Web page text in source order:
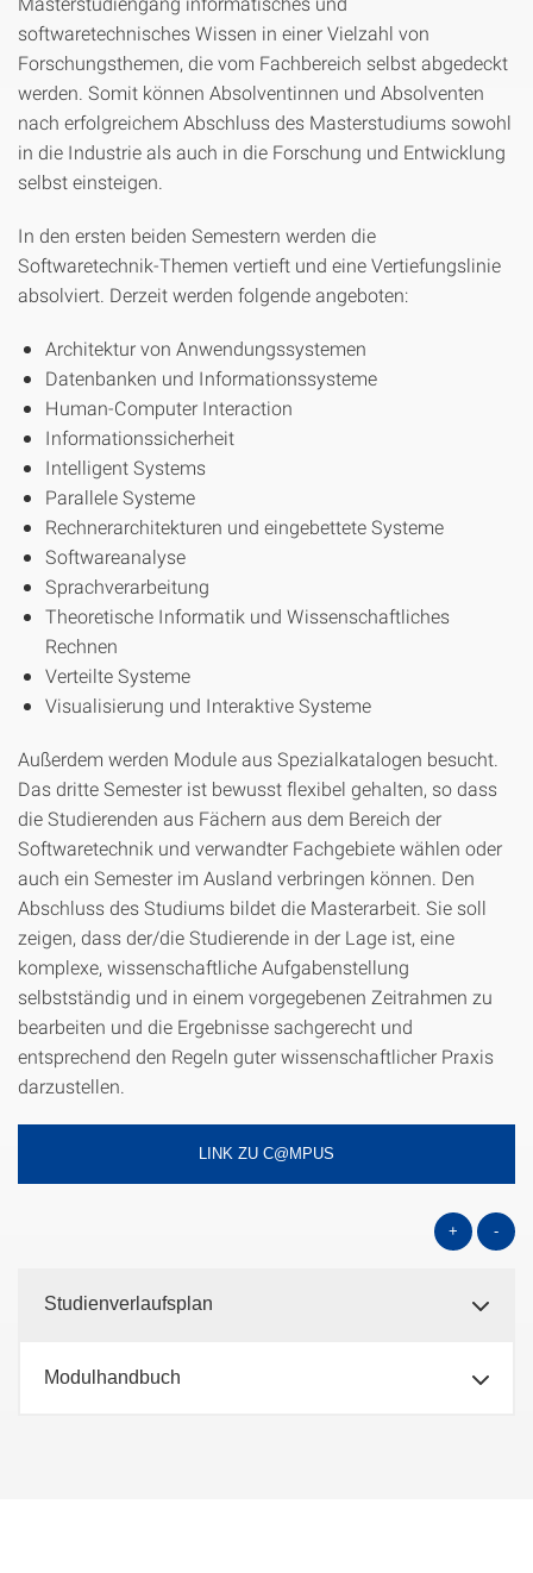
softwaretechnisches Wissen in einer Vielzahl von
Forschungsthemen, die vom Fachbereich selbst abgedeckt
werden. Somit können Absolventinnen und Absolventen
nach erfolgreichem Abschluss des Masterstudiums sowohl
in die Industrie als auch in die Forschung und Entwicklung
selbst einsteigen.
In den ersten beiden Semestern werden die
Softwaretechnik-Themen vertieft und eine Vertiefungslinie
absolviert. Derzeit werden folgende angeboten:
Architektur von Anwendungssystemen
Datenbanken und Informationssysteme
Human-Computer Interaction
Informationssicherheit
Intelligent Systems
Parallele Systeme
Rechnerarchitekturen und eingebettete Systeme
Softwareanalyse
Sprachverarbeitung
Theoretische Informatik und Wissenschaftliches
Rechnen
Verteilte Systeme
Visualisierung und Interaktive Systeme
Außerdem werden Module aus Spezialkatalogen besucht.
Das dritte Semester ist bewusst flexibel gehalten, so dass
die Studierenden aus Fächern aus dem Bereich der
Softwaretechnik und verwandter Fachgebiete wählen oder
auch ein Semester im Ausland verbringen können. Den
Abschluss des Studiums bildet die Masterarbeit. Sie soll
zeigen, dass der/die Studierende in der Lage ist, eine
komplexe, wissenschaftliche Aufgabenstellung
selbstständig und in einem vorgegebenen Zeitrahmen zu
bearbeiten und die Ergebnisse sachgerecht und
entsprechend den Regeln guter wissenschaftlicher Praxis
darzustellen.
LINK ZU C@MPUS
+ -
Studienverlaufsplan
Modulhandbuch